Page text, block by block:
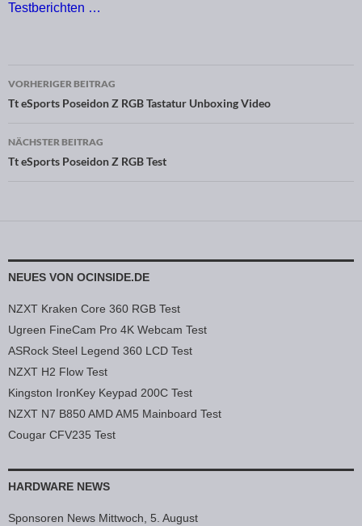
Testberichten …
Beitragsnavigation
VORHERIGER BEITRAG
Tt eSports Poseidon Z RGB Tastatur Unboxing Video
NÄCHSTER BEITRAG
Tt eSports Poseidon Z RGB Test
NEUES VON OCINSIDE.DE
NZXT Kraken Core 360 RGB Test
Ugreen FineCam Pro 4K Webcam Test
ASRock Steel Legend 360 LCD Test
NZXT H2 Flow Test
Kingston IronKey Keypad 200C Test
NZXT N7 B850 AMD AM5 Mainboard Test
Cougar CFV235 Test
HARDWARE NEWS
Sponsoren News Mittwoch, 5. August